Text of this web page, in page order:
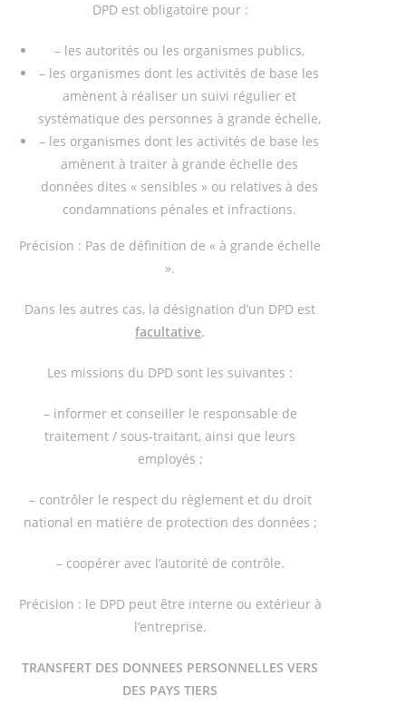
DPD est obligatoire pour :
– les autorités ou les organismes publics,
– les organismes dont les activités de base les
amènent à réaliser un suivi régulier et
systématique des personnes à grande échelle,
– les organismes dont les activités de base les
amènent à traiter à grande échelle des
données dites « sensibles » ou relatives à des
condamnations pénales et infractions.
Précision : Pas de définition de « à grande échelle
».
Dans les autres cas, la désignation d’un DPD est
facultative.
Les missions du DPD sont les suivantes :
– informer et conseiller le responsable de
traitement / sous-traitant, ainsi que leurs
employés ;
– contrôler le respect du règlement et du droit
national en matière de protection des données ;
– coopérer avec l’autorité de contrôle.
Précision : le DPD peut être interne ou extérieur à
l’entreprise.
TRANSFERT DES DONNEES PERSONNELLES VERS
DES PAYS TIERS